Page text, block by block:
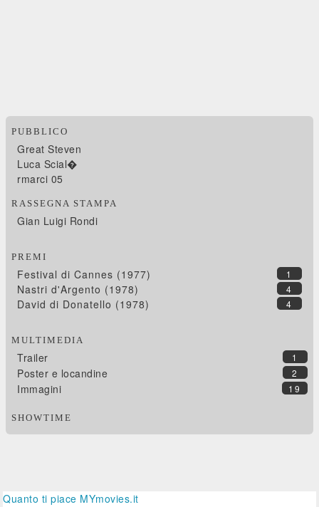
PUBBLICO
Great Steven
Luca Scial�
rmarci 05
RASSEGNA STAMPA
Gian Luigi Rondi
PREMI
1
Festival di Cannes (1977)
4
Nastri d'Argento (1978)
4
David di Donatello (1978)
MULTIMEDIA
1
Trailer
2
Poster e locandine
19
Immagini
SHOWTIME
Quanto ti piace MYmovies.it